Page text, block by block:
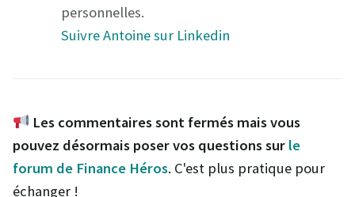
personnelles.
Suivre Antoine sur Linkedin
Les commentaires sont fermés mais vous
pouvez désormais poser vos questions sur le
forum de Finance Héros. C'est plus pratique pour
échanger !